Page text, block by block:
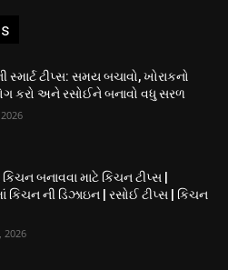
સ્માર્ટ ટીપ્સ: સમય બચાવો, ખોરાકનો
કરો અને રસોઈને બનાવો વધુ સરળ
કિચન બનાવવા માટે કિચન ટીપ્સ |
કિચન ની ડિઝાઇન | રસોઈ ટીપ્સ | કિચન
2026